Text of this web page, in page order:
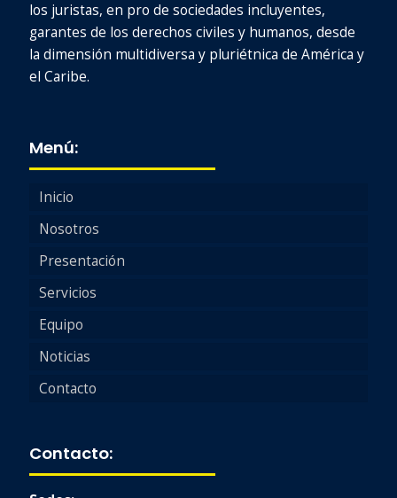
los juristas, en pro de sociedades incluyentes,
garantes de los derechos civiles y humanos, desde
la dimensión multidiversa y pluriétnica de América y
el Caribe.
Menú:
Inicio
Nosotros
Presentación
Servicios
Equipo
Noticias
Contacto
Contacto: